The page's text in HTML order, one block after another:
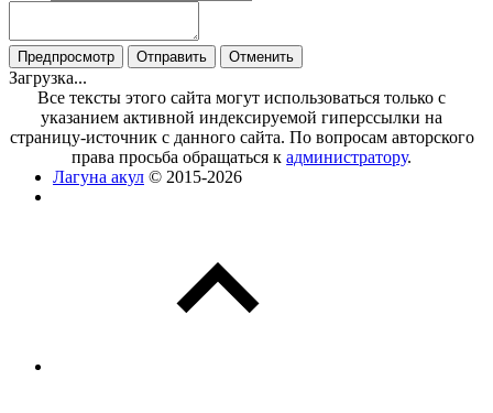
Загрузка...
Все тексты этого сайта могут использоваться только с
указанием активной индексируемой гиперссылки на
страницу-источник с данного сайта. По вопросам авторского
права просьба обращаться кадминистратору.
Лагуна акул © 2015-2026